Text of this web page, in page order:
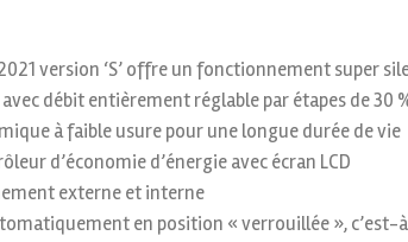
version ‘S’ offre un fonctionnement super
débit entièrement réglable par étapes de 30
à faible usure pour une longue durée de vie
d’économie d’énergie avec écran LCD
externe et interne
en position « verrouillée »,